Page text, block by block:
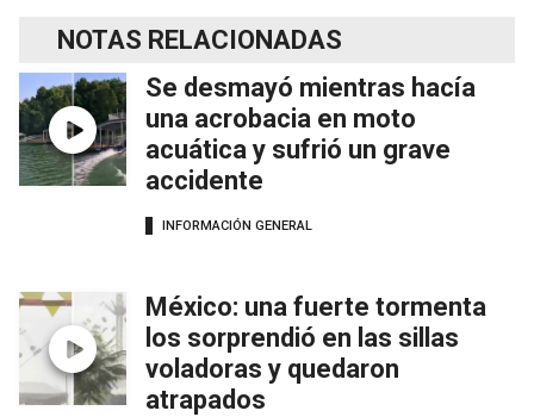
NOTAS RELACIONADAS
Se desmayó mientras hacía
una acrobacia en moto
acuática y sufrió un grave
accidente
INFORMACIÓN GENERAL
México: una fuerte tormenta
los sorprendió en las sillas
voladoras y quedaron
atrapados